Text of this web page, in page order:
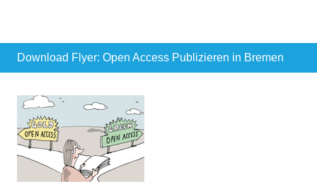
Download Flyer: Open Access Publizieren in Bremen